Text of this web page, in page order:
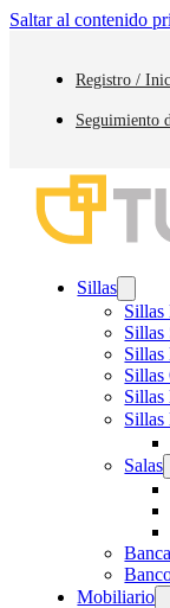
Saltar al contenido
Registro /
Seguimiento
Sillas
Sillas
Sillas
Sillas
Sillas
Sillas
Sillas
Salas
Mobiliario